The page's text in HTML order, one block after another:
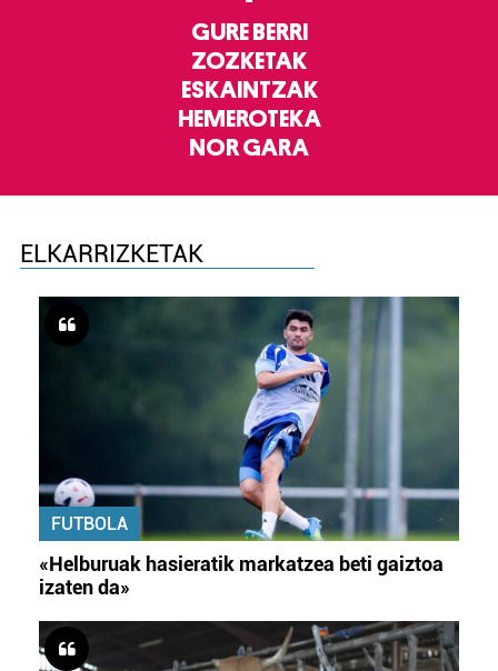
GURE BERRI
ZOZKETAK
ESKAINTZAK
HEMEROTEKA
NOR GARA
ELKARRIZKETAK
FUTBOLA
«Helburuak hasieratik markatzea beti gaiztoa
izaten da»